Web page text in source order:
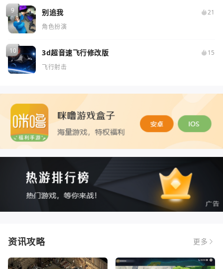
别追我
21
角色扮演
3d超音速飞行修改版
15
飞行射击
资讯攻略 更多